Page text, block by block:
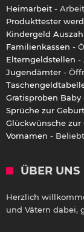
Heimarbeit -
Produkttester
Kindergeld
Familienkassen -
Elterngeldstellen -
Jugendämter -
Gratisproben Baby
Sprüche zur Geburt
Glückwünsche zur
Vornamen -
ÜBER UNS
Herzlich
und Vätern dabei,